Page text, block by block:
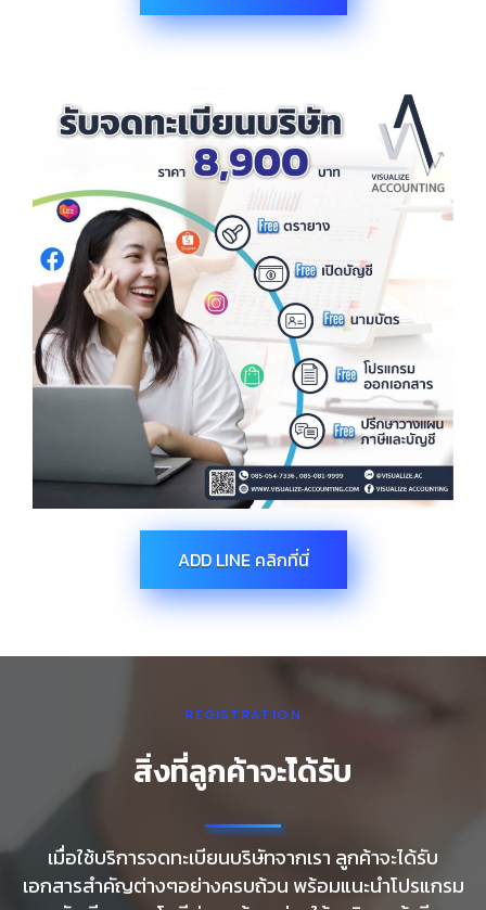
ADD LINE คลิกที่นี่
REGISTRATION
สิ่งที่ลูกค้าจะไ้ด้รับ
เมื่อใช้บริการจดทะเบียนบริษัทจากเรา ลูกค้าจะได้รับ
เอกสารสำคัญต่างๆอย่างครบถ้วน พร้อมแนะนำโปรแกรม